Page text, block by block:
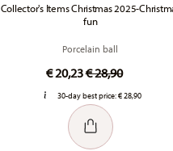
Collector's Items Christmas 2025-
fun
Porcelain ball
€ 20,23Price reduced
€ 28,90to
30-day best price:€ 28,90